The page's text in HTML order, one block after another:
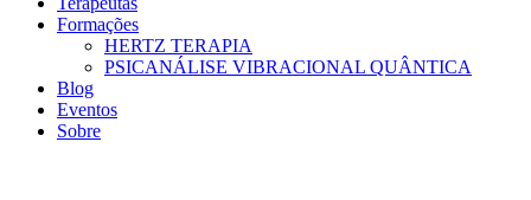
Formações
HERTZ TERAPIA
PSICANÁLISE VIBRACIONAL QUÂNTICA
Blog
Eventos
Sobre